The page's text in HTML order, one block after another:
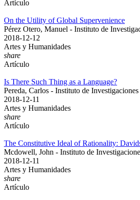
Artículo
On the Utility of Global Supervenience
Pérez Otero, Manuel - Instituto de
2018-12-12
Artes y Humanidades
share
Artículo
Is There Such Thing as a Language?
Pereda, Carlos - Instituto de
2018-12-11
Artes y Humanidades
share
Artículo
The Constitutive Ideal of Rationality:
Mcdowell, John - Instituto de
2018-12-11
Artes y Humanidades
share
Artículo